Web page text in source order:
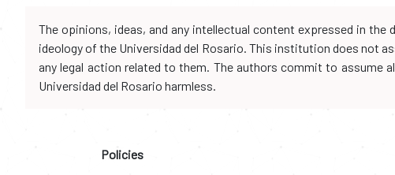
The opinions, ideas, and any intellectual content expressed in
ideology of the Universidad del Rosario. This institution does not
any legal action related to them. The authors commit to assume
Universidad del Rosario harmless.
Policies